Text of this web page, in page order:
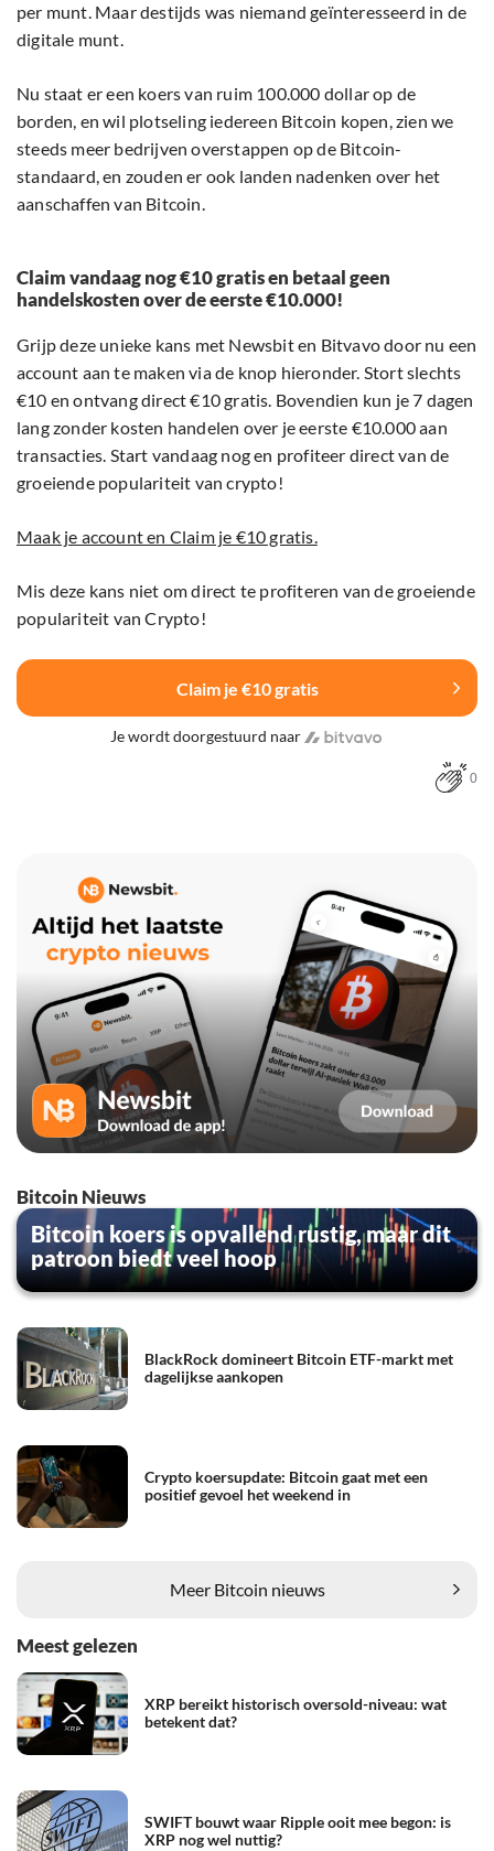
per munt. Maar destijds was niemand geïnteresseerd in de
digitale munt.
Nu staat er een koers van ruim 100.000 dollar op de
borden, en wil plotseling iedereen Bitcoin kopen, zien we
steeds meer bedrijven overstappen op de Bitcoin-
standaard, en zouden er ook landen nadenken over het
aanschaffen van Bitcoin.
Claim vandaag nog €10 gratis en betaal geen
handelskosten over de eerste €10.000!
Grijp deze unieke kans met Newsbit en Bitvavo door nu een
account aan te maken via de knop hieronder. Stort slechts
€10 en ontvang direct €10 gratis. Bovendien kun je 7 dagen
lang zonder kosten handelen over je eerste €10.000 aan
transacties. Start vandaag nog en profiteer direct van de
groeiende populariteit van crypto!
Maak je account en Claim je €10 gratis.
Mis deze kans niet om direct te profiteren van de groeiende
populariteit van Crypto!
Claim je €10 gratis
Je wordt doorgestuurd naar
0
Bitcoin Nieuws
Bitcoin koers is opvallend rustig, maar dit
patroon biedt veel hoop
BlackRock domineert Bitcoin ETF-markt met
dagelijkse aankopen
Crypto koersupdate: Bitcoin gaat met een
positief gevoel het weekend in
Meer Bitcoin nieuws
Meest gelezen
XRP bereikt historisch oversold-niveau: wat
betekent dat?
SWIFT bouwt waar Ripple ooit mee begon: is
XRP nog wel nuttig?